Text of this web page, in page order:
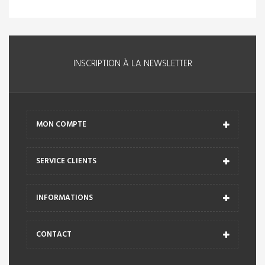
INSCRIPTION À LA NEWSLETTER
MON COMPTE
SERVICE CLIENTS
INFORMATIONS
CONTACT